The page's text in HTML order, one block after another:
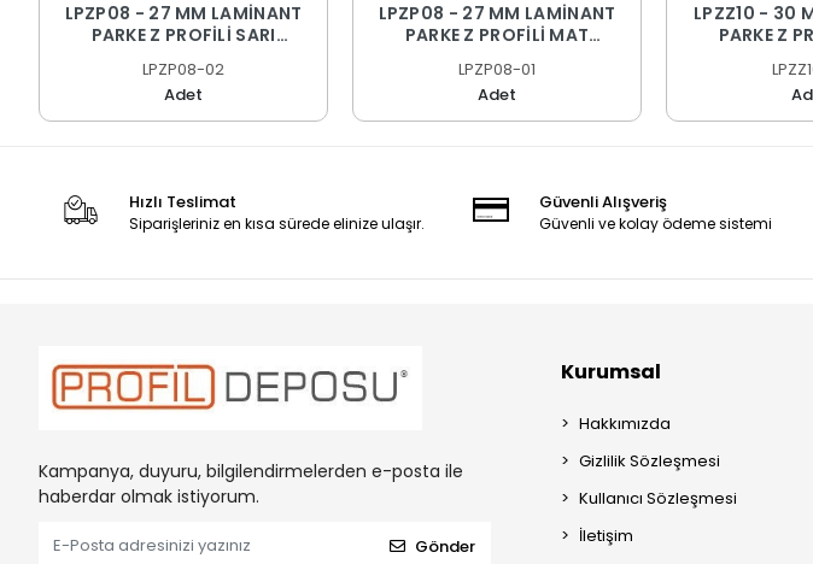
LPZP08 - 27 MM LAMİNANT
PARKE Z PROFİLİ SARI
LPZP08-02
Adet
LPZP08 - 27 MM LAMİNANT
PARKE Z PROFİLİ MAT
LPZP08-01
Adet
LPZZ10 - 30
PARKE Z
Hızlı Teslimat
Siparişleriniz en kısa sürede elinize ulaşır.
Güvenli Alışveriş
Güvenli ve kolay ödeme sistemi
Kampanya, duyuru, bilgilendirmelerden e-posta ile
haberdar olmak istiyorum.
Gönder
Kurumsal
Hakkımızda
Gizlilik Sözleşmesi
Kullanıcı Sözleşmesi
İletişim